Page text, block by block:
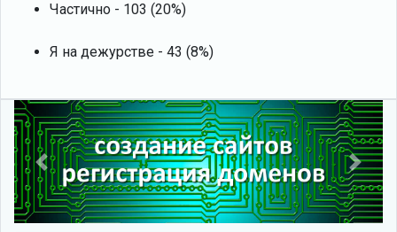
Частично - 103 (20%)
Я на дежурстве - 43 (8%)
Previous Next